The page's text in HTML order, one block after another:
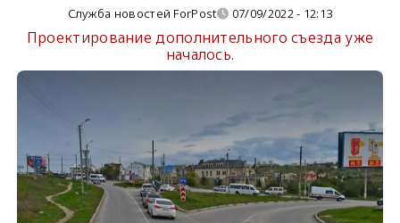
Служба новостей ForPost 07/09/2022 - 12:13
Проектирование дополнительного съезда уже
началось.